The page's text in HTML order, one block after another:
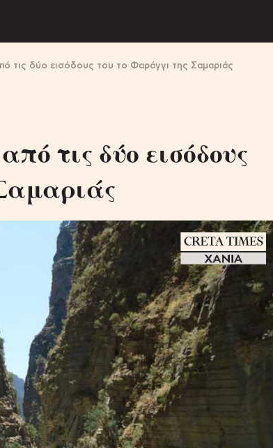
τις δύο εισόδους του το Φαράγγι της Σαμαριάς
τις δύο εισόδους